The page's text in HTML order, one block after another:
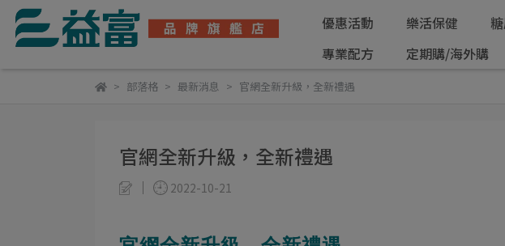
優惠活動 樂活保健
專業配方
定期購/海外購
部落格 最新消息 官網全新升級，全新禮遇
官網全新升級，全新禮遇
2022-10-21